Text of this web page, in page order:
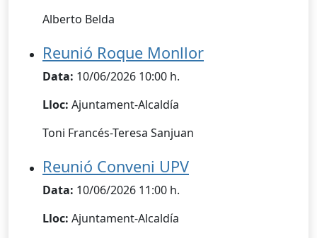
Alberto Belda
Reunió Roque Monllor
Data: 10/06/2026 10:00 h.
Lloc: Ajuntament-Alcaldía
Toni Francés-Teresa Sanjuan
Reunió Conveni UPV
Data: 10/06/2026 11:00 h.
Lloc: Ajuntament-Alcaldía